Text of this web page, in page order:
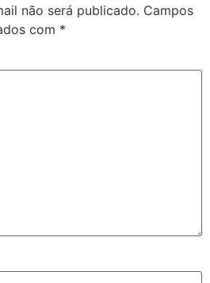
não será publicado. Campos
com *